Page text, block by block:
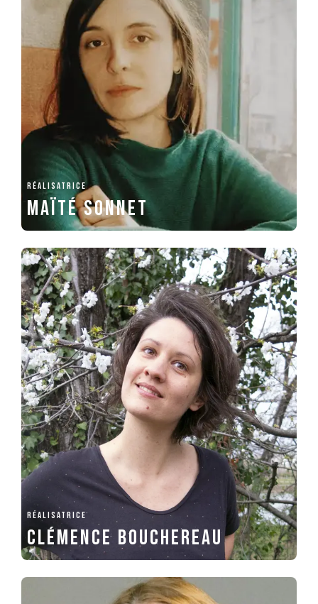
RÉALISATRICE
Maïté Sonnet
RÉALISATRICE
Clémence Bouchereau